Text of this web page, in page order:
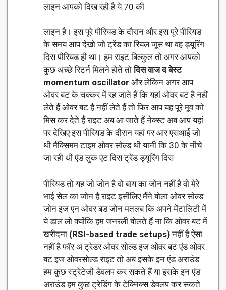
लाइन आपको दिख रही है ये 70 की
लाइन है। इस पूरे पीरियड के दौरान और इस पूरे पीरियड
के समय आप देखो जो ट्रेंड का रियल जूस था वह ड्यूरिंग
दिस पीरियड ही था। हम राइट बिल्कुल तो अगर आपको
कुछ अच्छे रिटर्न मिलने होते तोदिस वाज द बेस्ट
momentum oscillator और लेकिन अगर आप
ओवर बट के चक्कर में रह जाते हैं कि यहां ओवर बट है नहीं
लेते हैं ओवर बट है नहीं लेते हैं तो फिर आप यह पूरे मूव को
मिस कर देते हैं राइट अब आ जाते हैं नेक्स्ट अब आप यहां
पर देखिए इस पीरियड के दौरान यहां पर आर एसआई जो
थी मैक्सिमम टाइम ओवर सोल्ड थी यानी कि 30 के नीचे
जा रही थी एंड लुक एट दिस ट्रेंड ड्यूरिंग दिस
पीरियड तो यह जो जोन है वो बाय का जोन नहीं है वो मेरे
भाई सेल का जोन है राइट इसीलिए मैंने बोला ओवर सोल्ड
जोन इज एन ओवर बड जोन मतलब कि अपने मेंटालिटी में
ये डाल लो क्योंकि हम जनरली बोलते हैं ना कि ओवर बट में
खरीदना (RSI-based trade setups)नहीं है ऐसा
नहीं है फॉर अ ट्रेडर ओवर सोल्ड इज ओवर बट एंड ओवर
बट इज ओवरसोल्ड राइट तो अब इसके इन एंड अराउंड
हम कुछ स्ट्रेटेजी डेवलप कर सकते हैं या इसके इन एंड
अराउंड हम कुछ ट्रेडिंग के टेक्निक्स डेवलप कर सकते